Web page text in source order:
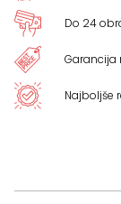
Do 24
Garancija
Najboljše